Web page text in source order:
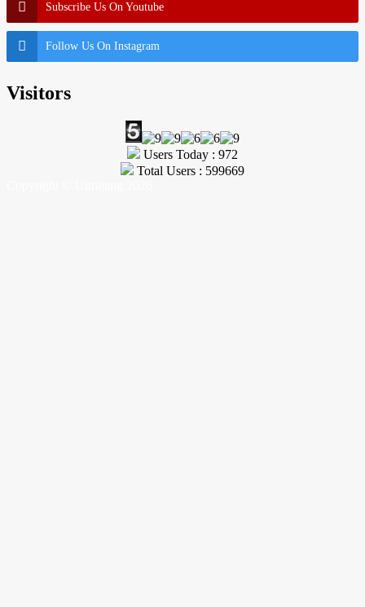
Subscribe Us On Youtube
Follow Us On Instagram
Visitors
Users Today : 972
Total Users : 599669